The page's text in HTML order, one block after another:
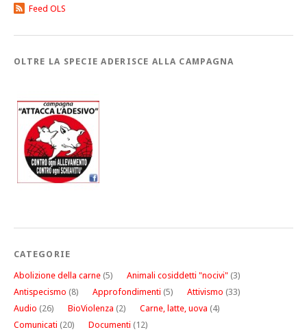
Feed OLS
OLTRE LA SPECIE ADERISCE ALLA CAMPAGNA
CATEGORIE
Abolizione della carne (5) Animali cosiddetti "nocivi" (3)
Antispecismo (8) Approfondimenti (5) Attivismo (33)
Audio (26) BioViolenza (2) Carne, latte, uova (4)
Comunicati (20) Documenti (12)